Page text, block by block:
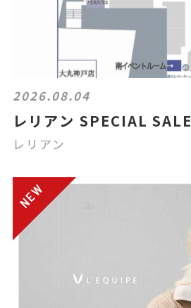
2026.08.04
レリアン SPECIAL SALE
レリアン